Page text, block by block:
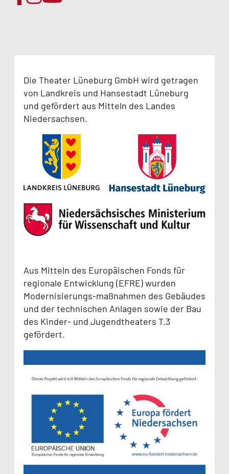
Die Theater Lüneburg GmbH wird getragen
von Landkreis und Hansestadt Lüneburg
und gefördert aus Mitteln des Landes
Niedersachsen.
Aus Mitteln des Europäischen Fonds für
regionale Entwicklung (EFRE) wurden
Modernisierungs-maßnahmen des Gebäudes
und der technischen Anlagen sowie der Bau
des Kinder- und Jugendtheaters T.3
gefördert.